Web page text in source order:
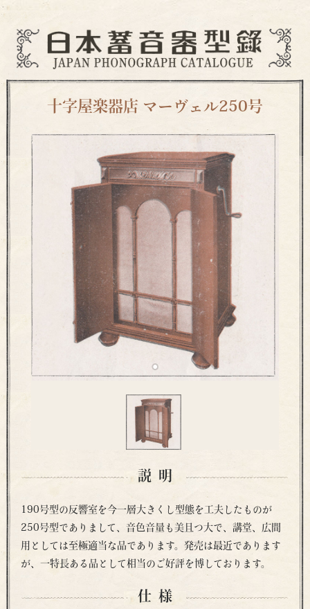
十字屋楽器店 マーヴェル250号
説明
190号型の反響室を今一層大きくし型態を工夫したものが
250号型でありまして、音色音量も美且つ大で、講堂、広間
用としては至極適当な品であります。発売は最近であります
が、一特長ある品として相当のご好評を博しております。
仕様